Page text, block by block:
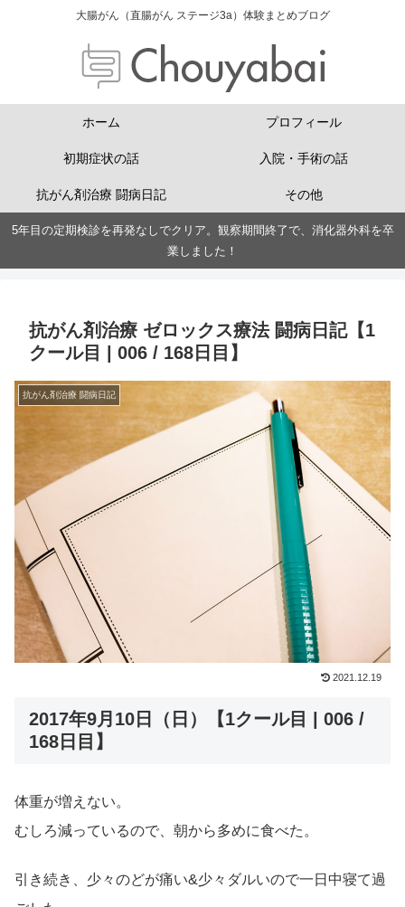
大腸がん（直腸がん ステージ3a）体験まとめブログ
ホーム プロフィール
初期症状の話 入院・手術の話
抗がん剤治療 闘病日記 その他
5年目の定期検診を再発なしでクリア。観察期間終了で、消化器外科を卒
業しました！
抗がん剤治療 ゼロックス療法 闘病日記【1
クール目 | 006 / 168日目】
抗がん剤治療 闘病日記
2021.12.19
2017年9月10日（日）【1クール目 | 006 /
168日目】
体重が増えない。
むしろ減っているので、朝から多めに食べた。
引き続き、少々のどが痛い&少々ダルいので一日中寝て過